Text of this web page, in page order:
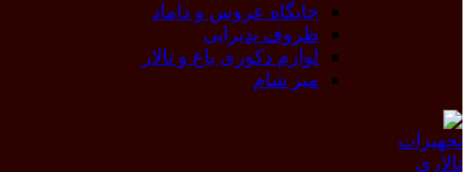
جایگاه عروس و داماد
ظروف پذیرایی
لوازم دکوری باغ و تالار
میز شام